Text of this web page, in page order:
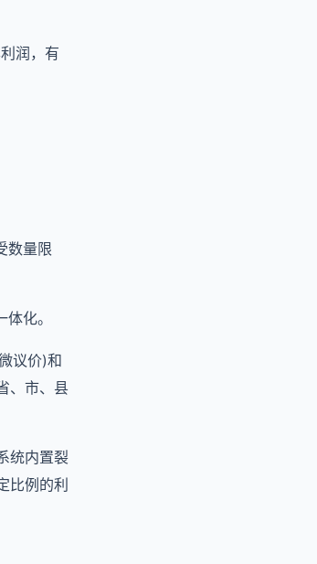
润，有
数量限
化。
议价)和
、市、县
统内置裂
比例的利